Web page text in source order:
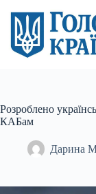
вмісту
Розроблено
КАБам
Дарина